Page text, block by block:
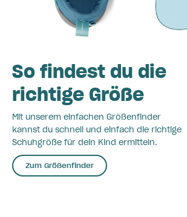
So findest du die
richtige Größe
Mit unserem einfachen Größenfinder
kannst du schnell und einfach die richtige
Schuhgröße für dein Kind ermitteln.
Zum Größenfinder